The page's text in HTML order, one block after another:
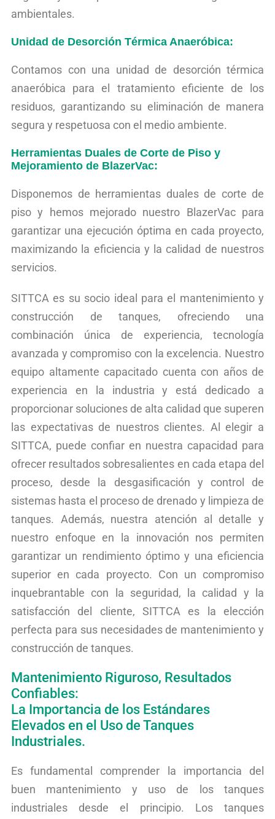
ambientales.
Unidad de Desorción Térmica Anaeróbica:
Contamos con una unidad de desorción térmica
anaeróbica para el tratamiento eficiente de los
residuos, garantizando su eliminación de manera
segura y respetuosa con el medio ambiente.
Herramientas Duales de Corte de Piso y
Mejoramiento de BlazerVac:
Disponemos de herramientas duales de corte de
piso y hemos mejorado nuestro BlazerVac para
garantizar una ejecución óptima en cada proyecto,
maximizando la eficiencia y la calidad de nuestros
servicios.
SITTCA es su socio ideal para el mantenimiento y
construcción de tanques, ofreciendo una
combinación única de experiencia, tecnología
avanzada y compromiso con la excelencia. Nuestro
equipo altamente capacitado cuenta con años de
experiencia en la industria y está dedicado a
proporcionar soluciones de alta calidad que superen
las expectativas de nuestros clientes. Al elegir a
SITTCA, puede confiar en nuestra capacidad para
ofrecer resultados sobresalientes en cada etapa del
proceso, desde la desgasificación y control de
sistemas hasta el proceso de drenado y limpieza de
tanques. Además, nuestra atención al detalle y
nuestro enfoque en la innovación nos permiten
garantizar un rendimiento óptimo y una eficiencia
superior en cada proyecto. Con un compromiso
inquebrantable con la seguridad, la calidad y la
satisfacción del cliente, SITTCA es la elección
perfecta para sus necesidades de mantenimiento y
construcción de tanques.
Mantenimiento Riguroso, Resultados
Confiables:
La Importancia de los Estándares
Elevados en el Uso de Tanques
Industriales.
Es fundamental comprender la importancia del
buen mantenimiento y uso de los tanques
industriales desde el principio. Los tanques